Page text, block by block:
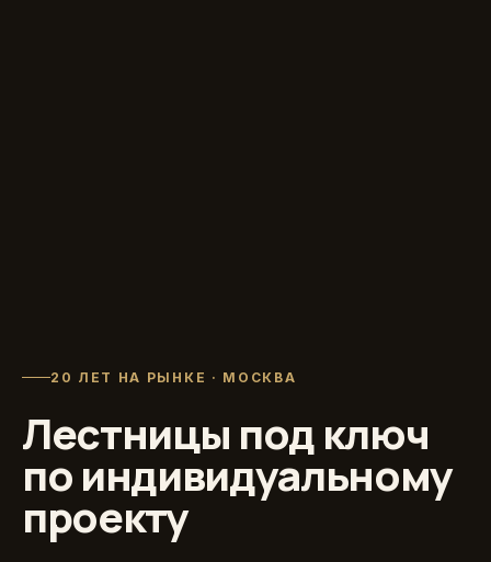
20 ЛЕТ НА РЫНКЕ · МОСКВА
Лестницы под ключ
по индивидуальному
проекту